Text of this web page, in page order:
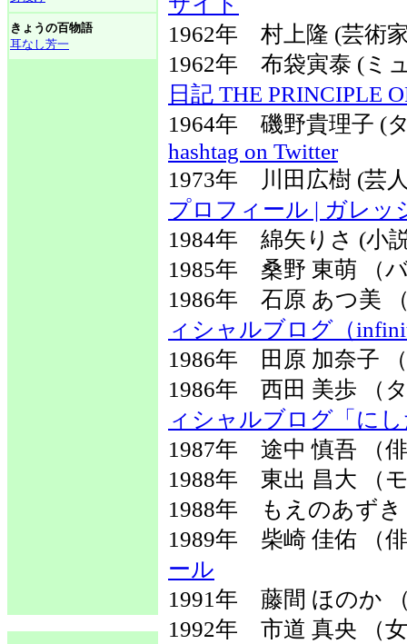
きょうの百物語
耳なし芳一
1962年 村上隆 (芸術
1962年 布袋寅泰 (
日記 THE PRINCIPLE
1964年 磯野貴理
hashtag on Twitter
1973年 川田広樹 (
プロフィール | ガレッ
1984年 綿矢りさ (小
1985年 桑野 東萌 （
1986年 石原 あつ
ィシャルブログ（
1986年 田原 加奈子
1986年 西田 美歩
ィシャルブログ「に
1987年 途中 慎吾 （
1988年 東出 昌大 （
1988年 もえのあずき
1989年 柴崎 佳佑
ール
1991年 藤間 ほのか
1992年 市道 真央